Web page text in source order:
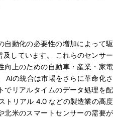
自動化の必要性の増加によって駆
しています。 これらのセンサー
向上のための自動車・産業・家電
AIの統合は市場をさらに革命化さ
でリアルタイムのデータ処理を配
トリアル 4.0 などの製造業の高度
北米のスマートセンサーの需要が